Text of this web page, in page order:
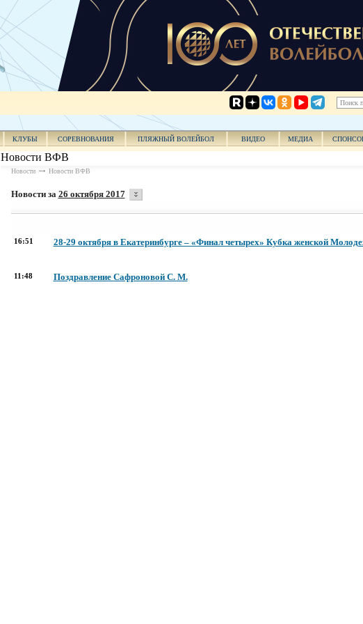
КЛУБЫ СОРЕВНОВАНИЯ ПЛЯЖНЫЙ ВОЛЕЙБОЛ ВИДЕО МЕДИА
Новости ВФВ
Новости Новости ВФВ
Новости за 26 октября 2017
16:51 28-29 октября в Екатеринбурге – «Финал четырех» Кубка женской
11:48 Поздравление Сафроновой С. М.